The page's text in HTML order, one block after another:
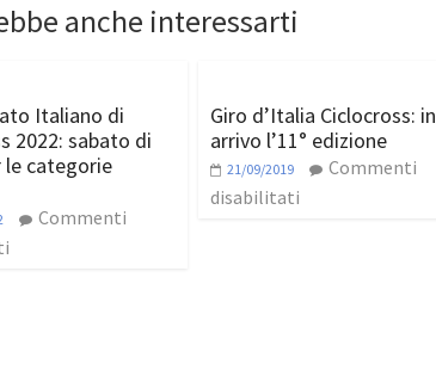
anche interessarti
Italiano di
2022: sabato di
le categorie
Commenti
Giro d’Italia Ciclocross: in
arrivo l’11° edizione
21/09/2019
Commenti
disabilitati